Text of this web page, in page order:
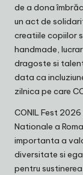
de a dona
un act de
creatiile copiilor
handmade,
dragoste si
data ca
zilnica pe care
CONIL Fest
Nationale a
importanta a
diversitate si
pentru